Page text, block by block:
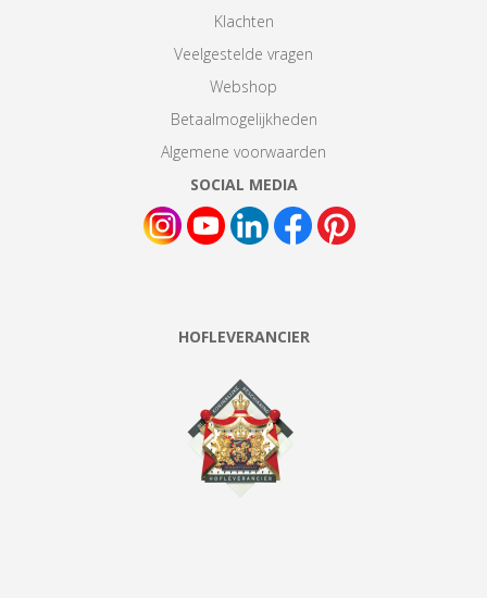
Klachten
Veelgestelde vragen
Webshop
Betaalmogelijkheden
Algemene voorwaarden
SOCIAL MEDIA
HOFLEVERANCIER